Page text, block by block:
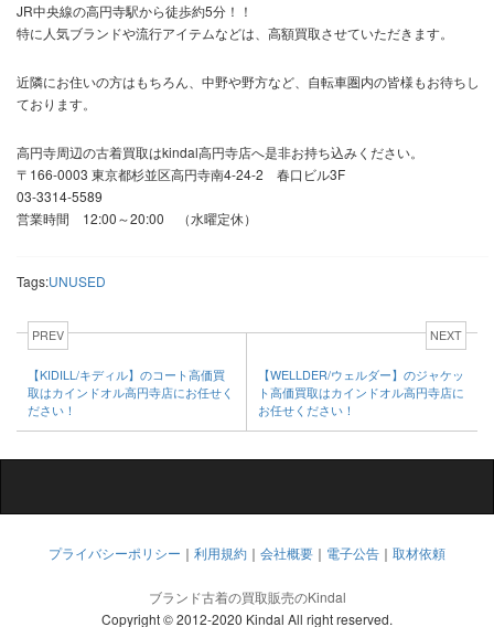
JR中央線の高円寺駅から徒歩約5分！！
特に人気ブランドや流行アイテムなどは、高額買取させていただきます。
近隣にお住いの方はもちろん、中野や野方など、自転車圏内の皆様もお待ちし
ております。
高円寺周辺の古着買取はkindal高円寺店へ是非お持ち込みください。
〒166-0003 東京都杉並区高円寺南4-24-2 春口ビル3F
03-3314-5589
営業時間 12:00～20:00 （水曜定休）
Tags:UNUSED
PREV
【KIDILL/キディル】のコート高価買
取はカインドオル高円寺店にお任せく
ださい！
NEXT
【WELLDER/ウェルダー】のジャケッ
ト高価買取はカインドオル高円寺店に
お任せください！
プライバシーポリシー ｜ 利用規約 ｜ 会社概要 ｜ 電子公告 ｜ 取材依頼
ブランド古着の買取販売のKindal
Copyright © 2012-2020 Kindal All right reserved.